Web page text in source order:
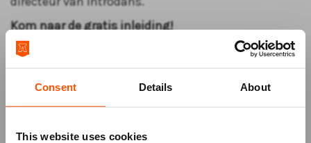
Consent Details About
This website uses cookies
Kom naar de gratis inleiding!
Ben je benieuwd naar de achtergrond van de
voorstelling? Kom dan om 19.00 uur naar de gratis
makers en wat je kunt verwachten. Aanmelden kan
eenvoudig tijdens het bestelproces (bij stap 3), of
via de Theaterkassa. Bel +31 (0)591 850 856 of mail